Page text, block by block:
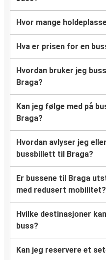
Hvor mange
Hva er prisen for en
Hvordan bruker jeg
Braga?
Kan jeg følge med på
Braga?
Hvordan avlyser jeg
bussbillett til Braga?
Er bussene til Braga
med redusert mobilitet?
Hvilke destinasjoner
buss?
Kan jeg reservere et